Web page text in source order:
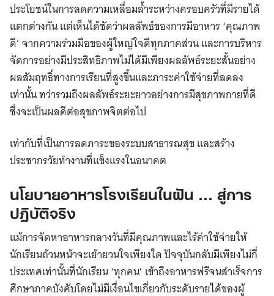
ประโยชน์ในการลดความเหลื่อมล้ำระหว่างครอบครัวที่มีรายได้
แตกต่างกัน แต่เห็นได้ชัดว่าผลลัพธ์ของการมีอาหาร ‘คุณภาพ
ดี’ จากความร่วมมือของผู้ใหญ่ใจดีทุกภาคส่วน และการบริหาร
จัดการอย่างมีประสิทธิภาพไม่ได้มีเพียงผลลัพธ์ระยะสั้นอย่าง
ผลสัมฤทธิ์ทางการเรียนที่สูงขึ้นและภาระค่าใช้จ่ายที่ลดลง
เท่านั้น ทว่ารวมถึงผลลัพธ์ระยะยาวอย่างการมีสุขภาพกายที่ดี
ซึ่งจะเป็นผลดีต่อสุขภาพจิตต่อไป
เท่ากับที่เป็นการลดภาระของระบบสาธารณสุข และสร้าง
ประชากรวัยทำงานที่แข็งแรงในอนาคต
นโยบายอาหารโรงเรียนในฝัน … สู่การ
ปฏิบัติจริง
แม้การจัดหาอาหารกลางวันที่มีคุณภาพและไร้ค่าใช้จ่ายให้
นักเรียนถ้วนหน้าจะเย้ายวนใจเพียงใด ปัจจุบันกลับมีเพียงไม่กี่
ประเทศเท่านั้นที่นักเรียน ‘ทุกคน’ เข้าถึงอาหารฟรีจนสำเร็จการ
ศึกษาภาคบังคับโดยไม่มีเงื่อนไขเกี่ยวกับระดับรายได้ของผู้